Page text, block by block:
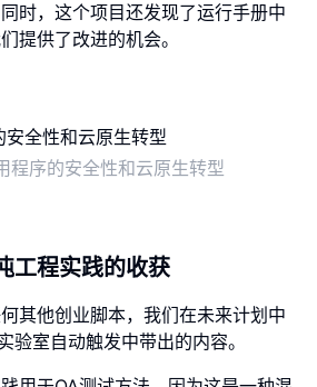
时，这个项目还发现了运行手册中
提供了改进的机会。
程序的安全性和云原生转型
工程实践的收获
其他创业脚本，我们在未来计划中
验室自动触发中带出的内容。